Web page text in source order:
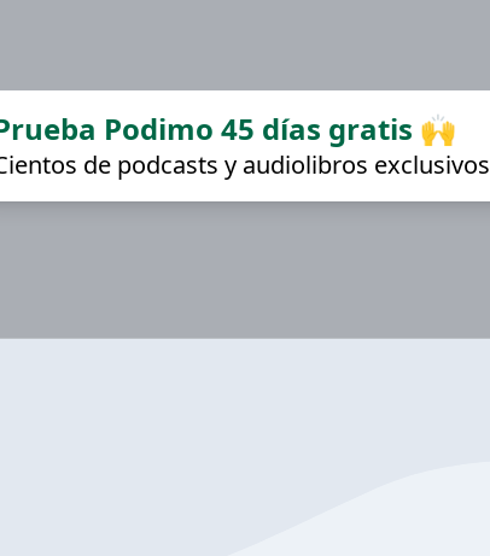
Podimo 45 días gratis 🙌
de podcasts y audiolibros exclusivos